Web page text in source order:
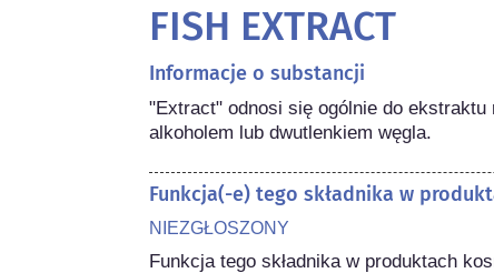
FISH EXTRACT
Informacje o substancji
"Extract" odnosi się ogólnie do
alkoholem lub dwutlenkiem węgla.
Funkcja(-e) tego składnika w
NIEZGŁOSZONY
Funkcja tego składnika w produktach